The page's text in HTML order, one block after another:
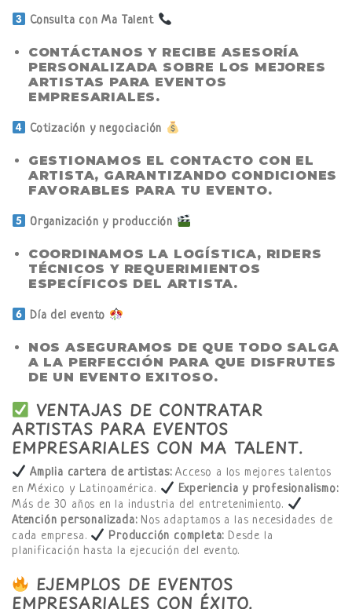
Consulta con Ma Talent
CONTÁCTANOS Y RECIBE ASESORÍA
PERSONALIZADA SOBRE LOS MEJORES
ARTISTAS PARA EVENTOS
EMPRESARIALES.
Cotización y negociación
GESTIONAMOS EL CONTACTO CON EL
ARTISTA, GARANTIZANDO CONDICIONES
FAVORABLES PARA TU EVENTO.
Organización y producción
COORDINAMOS LA LOGÍSTICA, RIDERS
TÉCNICOS Y REQUERIMIENTOS
ESPECÍFICOS DEL ARTISTA.
Día del evento
NOS ASEGURAMOS DE QUE TODO SALGA
A LA PERFECCIÓN PARA QUE DISFRUTES
DE UN EVENTO EXITOSO.
VENTAJAS DE CONTRATAR
ARTISTAS PARA EVENTOS
EMPRESARIALES CON MA TALENT.
Amplia cartera de artistas:Acceso a los mejores talentos
en México y Latinoamérica.
Experiencia y profesionalismo:
Más de 30 años en la industria del entretenimiento.
Atención personalizada:Nos adaptamos a las necesidades de
cada empresa.
Producción completa: Desde la
planificación hasta la ejecución del evento.
EJEMPLOS DE EVENTOS
EMPRESARIALES CON ÉXITO.